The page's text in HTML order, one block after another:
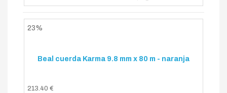
23%
Beal cuerda Karma 9.8 mm x 80 m - naranja
213.40 €